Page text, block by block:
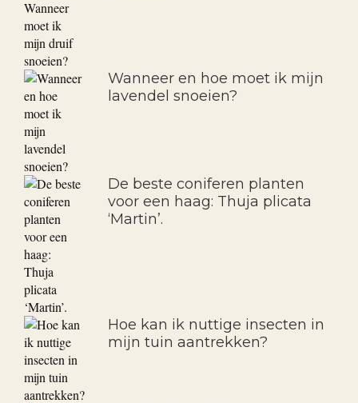
Wanneer en hoe moet ik mijn
lavendel snoeien?
De beste coniferen planten
voor een haag: Thuja plicata
‘Martin’.
Hoe kan ik nuttige insecten in
mijn tuin aantrekken?